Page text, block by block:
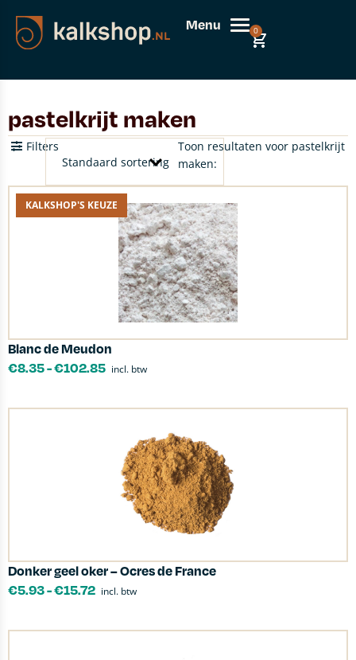
Menu 0
pastelkrijt maken
Toon resultaten voor pastelkrijt
maken:
Filters
KALKSHOP'S KEUZE
Blanc de Meudon
€8.35-€102.85 incl. btw
Donker geel oker – Ocres de France
€5.93-€15.72 incl. btw